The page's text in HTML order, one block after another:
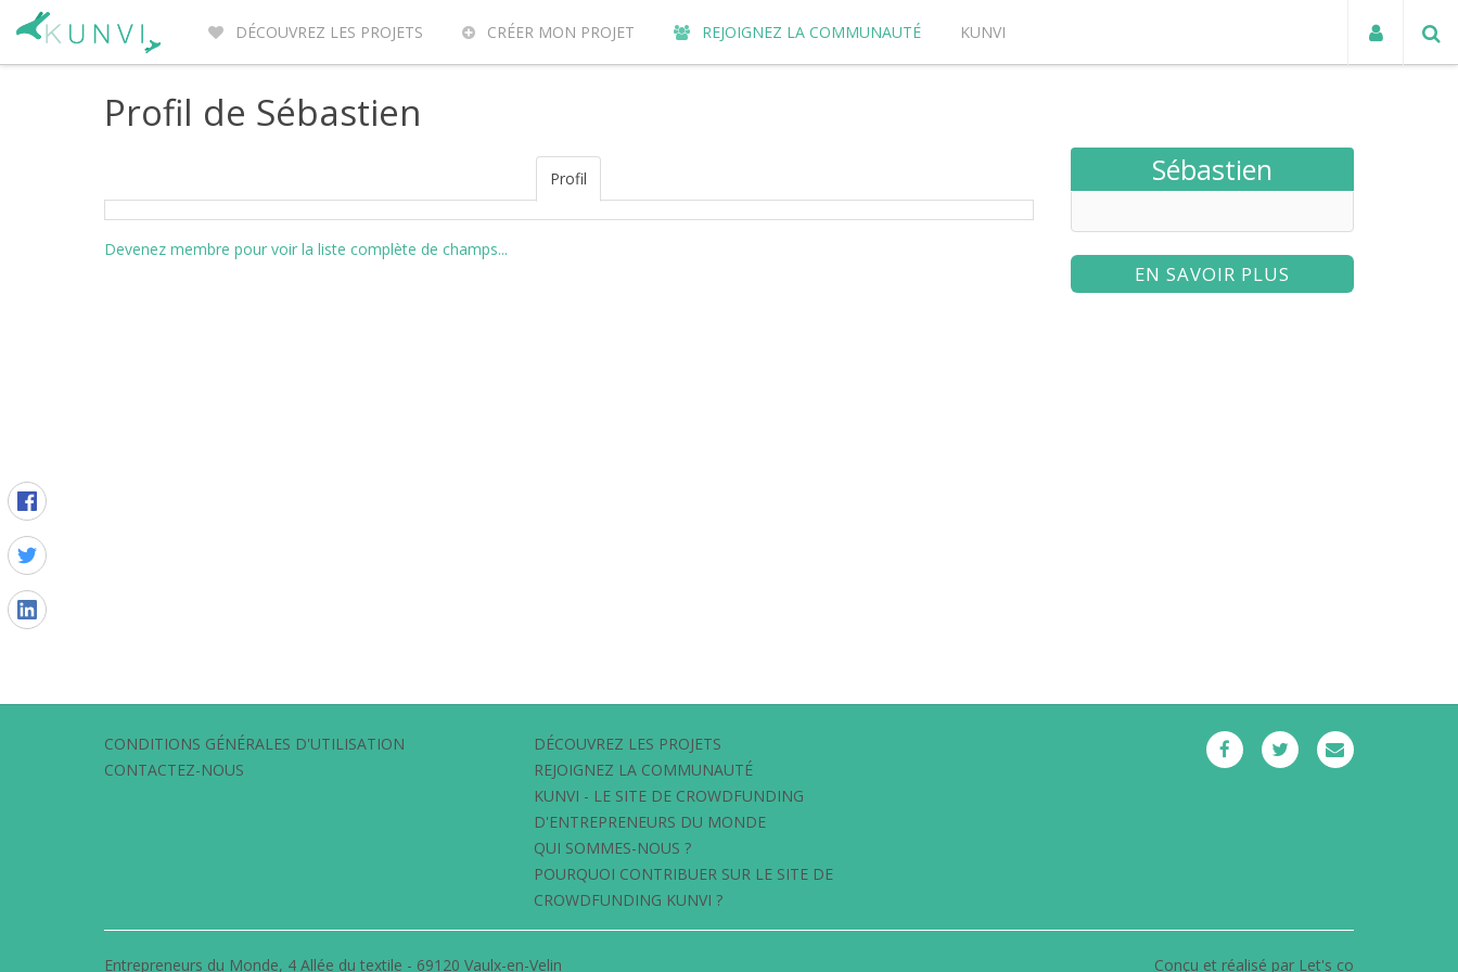
DÉCOUVREZ LES PROJETS CRÉER MON PROJET REJOIGNEZ LA COMMUNAUTÉ KUNVI
ENTREPRENEURS DU MONDE
Profil de Sébastien
Profil
Devenez membre pour voir la liste complète de champs...
Sébastien
EN SAVOIR PLUS
CONDITIONS GÉNÉRALES D'UTILISATION
CONTACTEZ-NOUS
DÉCOUVREZ LES PROJETS
REJOIGNEZ LA COMMUNAUTÉ
KUNVI - LE SITE DE CROWDFUNDING
D'ENTREPRENEURS DU MONDE
QUI SOMMES-NOUS ?
POURQUOI CONTRIBUER SUR LE SITE DE
CROWDFUNDING KUNVI ?
Entrepreneurs du Monde, 4 Allée du textile - 69120 Vaulx-en-Velin Conçu et réalisé par Let's co